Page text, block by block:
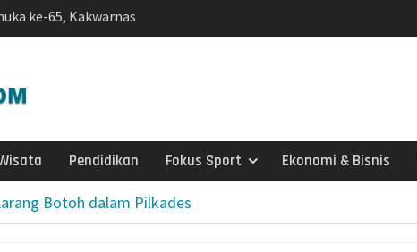
Protes Pakan
Kuno Ditemukan di
Brangkal:
melalui Pembuatan
UMKM
DPR RI dan BPS
Semangat Petugas
Pendidikan Fokus Sport Ekonomi & Bisnis
Botoh dalam Pilkades